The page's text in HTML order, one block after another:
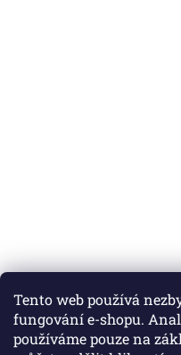
Tento web používá
fungování e-shopu.
používáme pouze na